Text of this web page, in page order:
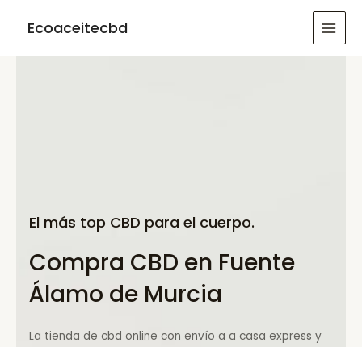
Ecoaceitecbd
El más top CBD para el cuerpo.
Compra CBD en Fuente
Álamo de Murcia
La tienda de cbd online con envío a a casa express y